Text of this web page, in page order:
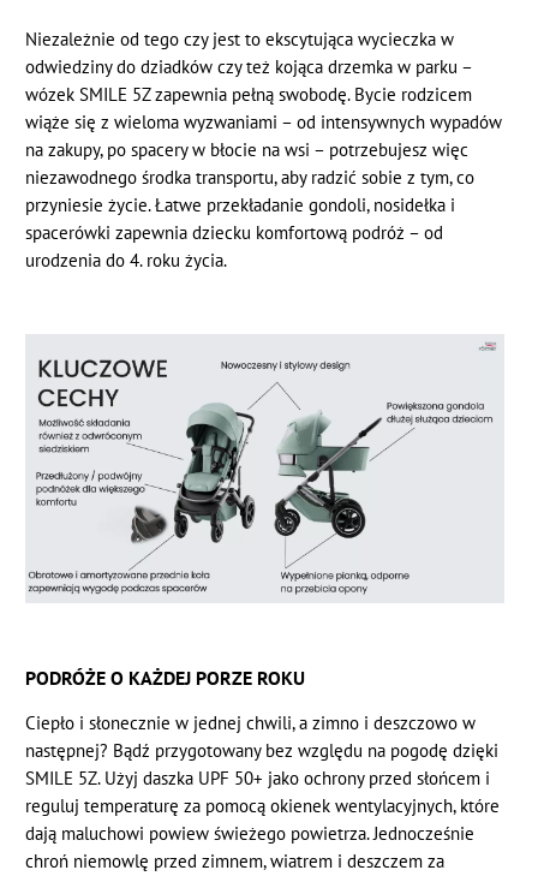
Niezależnie od tego czy jest to ekscytująca wycieczka w
odwiedziny do dziadków czy też kojąca drzemka w parku –
wózek SMILE 5Z zapewnia pełną swobodę. Bycie rodzicem
wiąże się z wieloma wyzwaniami – od intensywnych wypadów
na zakupy, po spacery w błocie na wsi – potrzebujesz więc
niezawodnego środka transportu, aby radzić sobie z tym, co
przyniesie życie. Łatwe przekładanie gondoli, nosidełka i
spacerówki zapewnia dziecku komfortową podróż – od
urodzenia do 4. roku życia.
PODRÓŻE O KAŻDEJ PORZE ROKU
Ciepło i słonecznie w jednej chwili, a zimno i deszczowo w
następnej? Bądź przygotowany bez względu na pogodę dzięki
SMILE 5Z. Użyj daszka UPF 50+ jako ochrony przed słońcem i
reguluj temperaturę za pomocą okienek wentylacyjnych, które
dają maluchowi powiew świeżego powietrza. Jednocześnie
chroń niemowlę przed zimnem, wiatrem i deszczem za